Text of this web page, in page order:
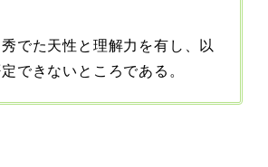
でた天性と理解力を有し、以
できないところである。